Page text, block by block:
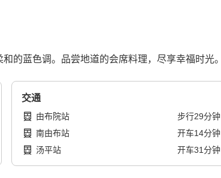
的蓝色调。品尝地道的会席料理，尽享幸福时光。
交通
由布院站 步行29分钟
南由布站
开车14分钟
汤平站
开车31分钟